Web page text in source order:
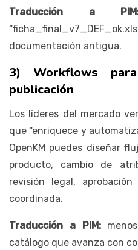
Traducción a
documentación antigua.
3) Workflows
publicación
Los líderes del mercado
que “enriquece y
OpenKM puedes diseñar
producto, cambio de
revisión legal,
coordinada.
Traducción a PIM:
catálogo que avanza con